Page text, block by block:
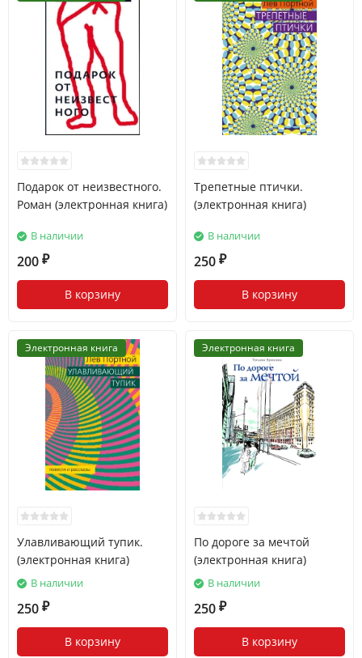
Подарок от неизвестного.
Роман (электронная книга)
В наличии
200 ₽
В корзину
Трепетные птички.
(электронная книга)
В наличии
250 ₽
В корзину
Электронная книга
Улавливающий тупик.
(электронная книга)
В наличии
250 ₽
В корзину
Электронная книга
По дороге за мечтой
(электронная книга)
В наличии
250 ₽
В корзину